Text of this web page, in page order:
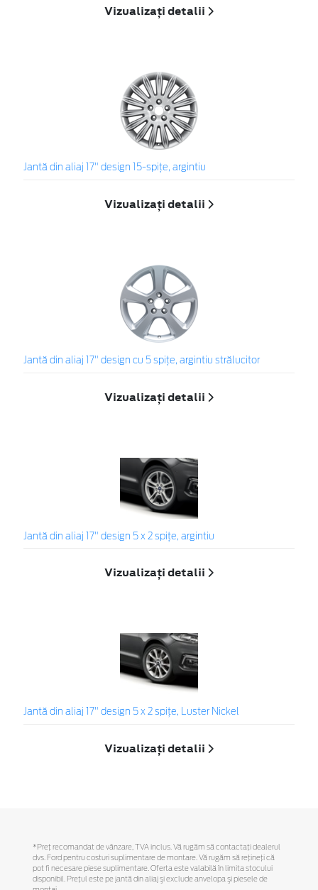
Vizualizați detalii
Jantă din aliaj 17" design 15-spiţe, argintiu
Vizualizați detalii
Jantă din aliaj 17" design cu 5 spiţe, argintiu strălucitor
Vizualizați detalii
Jantă din aliaj 17" design 5 x 2 spiţe, argintiu
Vizualizați detalii
Jantă din aliaj 17" design 5 x 2 spițe, Luster Nickel
Vizualizați detalii
*Preţ recomandat de vânzare, TVA inclus. Vă rugăm să contactaţi dealerul
dvs. Ford pentru costuri suplimentare de montare. Vă rugăm să reţineţi că
pot fi necesare piese suplimentare. Oferta este valabilă în limita stocului
disponibil. Preţul este pe jantă din aliaj şi exclude anvelopa şi piesele de